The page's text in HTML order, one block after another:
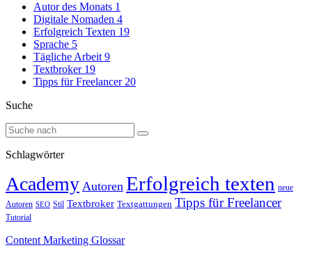
Autor des Monats 1
Digitale Nomaden 4
Erfolgreich Texten 19
Sprache 5
Tägliche Arbeit 9
Textbroker 19
Tipps für Freelancer 20
Suche
Schlagwörter
Academy Autoren Erfolgreich texten neue
Autoren SEO Stil Textbroker Textgattungen Tipps für Freelancer
Tutorial
Content Marketing Glossar